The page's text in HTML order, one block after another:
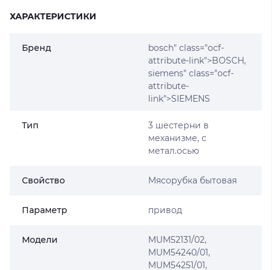
ХАРАКТЕРИСТИКИ
Бренд bosch" class="ocf-
attribute-link">BOSCH,
siemens" class="ocf-
attribute-
link">SIEMENS
Тип
3 шестерни в
механизме, с
метал.осью
Свойство Мясорубка бытовая
Параметр привод
Модели
MUM52131/02,
MUM54240/01,
MUM54251/01,